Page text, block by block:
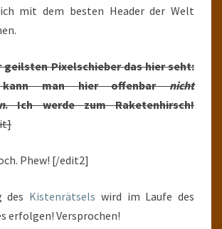
mit dem besten Header der Welt
geilsten Pixelschieber das hier seht:
man hier offenbarnicht
. Ich werde zum Raketenhirsch!
Phew! [/edit2]
des Kistenrätsels wird im Laufe des
erfolgen! Versprochen!